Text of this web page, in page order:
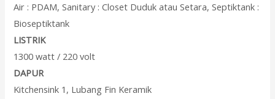
Air : PDAM, Sanitary : Closet Duduk atau Setara, Septiktank :
Bioseptiktank
LISTRIK
1300 watt / 220 volt
DAPUR
Kitchensink 1, Lubang Fin Keramik